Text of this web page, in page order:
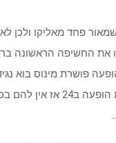
פחד מאליקו ולכן
החשיפה הראשונה
פושרת מינוס בוא
שכיכבו שם ראו את